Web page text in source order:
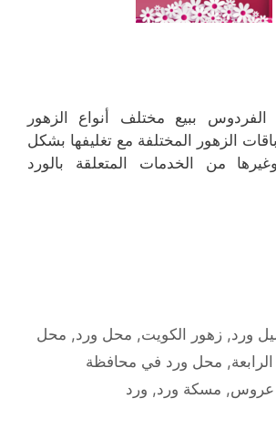
ببيع مختلف أنواع الزهور
الزهور المختلفة مع تغليفها بشكل
من الخدمات المتعلقة بالورد
ورد,زهور الكويت, محل ورد, محل
, محل ورد في محافظة
عروس, مسكة ورد, ورد